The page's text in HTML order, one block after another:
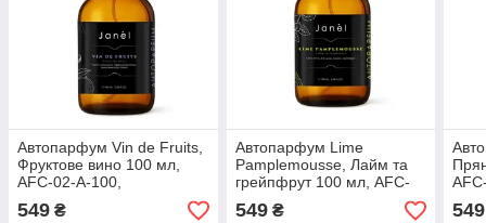
Автопарфум Vin de Fruits,
Фруктове вино 100 мл,
AFC-02-A-100,
4820290071889
549 ₴
Автопарфум Lime
Pamplemousse, Лайм та
грейпфрут 100 мл, AFC-
03-A-100, 4820290071896
549₴ 549